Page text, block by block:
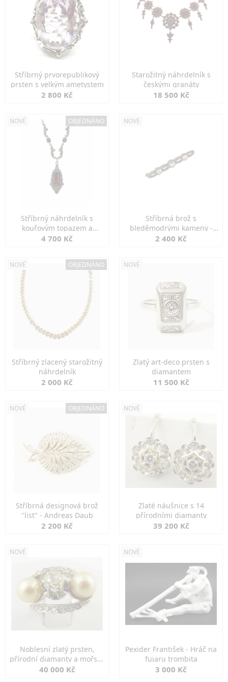
Stříbrný prvorepublikový
prsten s velkým ametystem
2 800 Kč
Starožitný náhrdelník s
českými granáty
18 500 Kč
NOVÉ OBJEDNÁNO
Stříbrný náhrdelník s
kouřovým topazem a
markazity
4 700 Kč
NOVÉ
Stříbrná brož s
bleděmodrými kameny -
jemná elegance
2 400 Kč
NOVÉ OBJEDNÁNO
Stříbrný zlacený starožitný
náhrdelník
2 000 Kč
NOVÉ
Zlatý art-deco prsten s
diamantem
11 500 Kč
NOVÉ OBJEDNÁNO
Stříbrná designová brož
"list" - Andreas Daub
2 200 Kč
NOVÉ
Zlaté náušnice s 14
přírodními diamanty
39 200 Kč
NOVÉ
Noblesní zlatý prsten,
přírodní diamanty a mořské
perly
40 000 Kč
NOVÉ
Pexider František - Hráč na
fujaru trombita
3 000 Kč